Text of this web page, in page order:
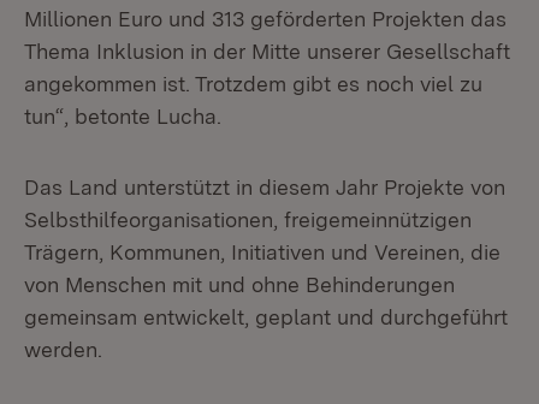
Millionen Euro und 313 geförderten Projekten das
Thema Inklusion in der Mitte unserer Gesellschaft
angekommen ist. Trotzdem gibt es noch viel zu
tun“, betonte Lucha.
Das Land unterstützt in diesem Jahr Projekte von
Selbsthilfeorganisationen, freigemeinnützigen
Trägern, Kommunen, Initiativen und Vereinen, die
von Menschen mit und ohne Behinderungen
gemeinsam entwickelt, geplant und durchgeführt
werden.